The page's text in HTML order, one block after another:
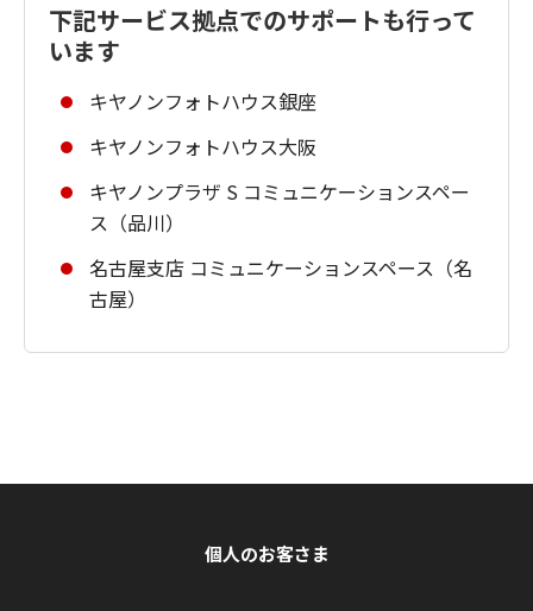
下記サービス拠点でのサポートも行って
います
キヤノンフォトハウス銀座
キヤノンフォトハウス大阪
キヤノンプラザ S コミュニケーションスペー
ス（品川）
名古屋支店 コミュニケーションスペース（名
古屋）
個人のお客さま